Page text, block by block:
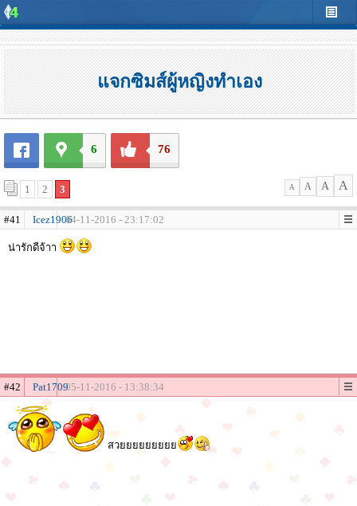
แจกซิมส์ผู้หญิงทำเอง
6 76
1 2 3 A A A A
#41 Icez190604-11-2016 - 23:17:02
น่ารักดีจ้าา
#42 Pat170905-11-2016 - 13:38:34
สวยยยยยยยยย